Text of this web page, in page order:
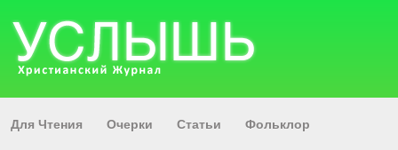
Для Чтения Очерки Статьи Фольклор